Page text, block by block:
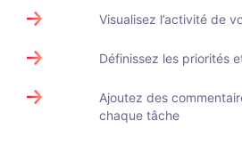
Visualisez l’activité de
Définissez les priorités
Ajoutez des
chaque tâche